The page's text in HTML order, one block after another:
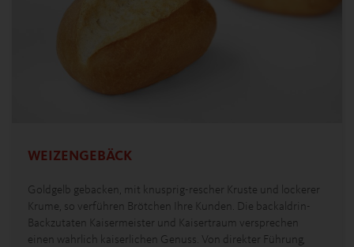
WEIZENGEBÄCK
Goldgelb gebacken, mit knusprig-rescher Kruste und lockerer
Krume, so verführen Brötchen Ihre Kunden. Die backaldrin-
Backzutaten Kaisermeister und Kaisertraum versprechen
einen wahrlich kaiserlichen Genuss. Von direkter Führung,